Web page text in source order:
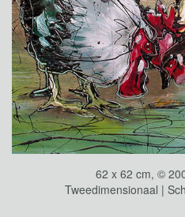
62 x 62 cm, ©
Tweedimensionaal |